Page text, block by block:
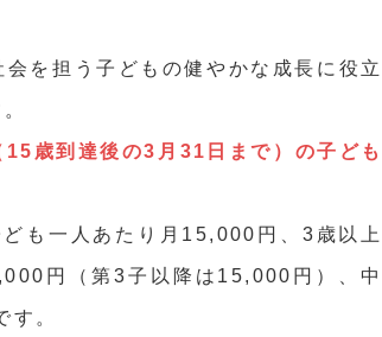
を担う子どもの健やかな成長に役立
歳到達後の3月31日まで）の子ども
も一人あたり月15,000円、3歳以上
円（第3子以降は15,000円）、中
す。